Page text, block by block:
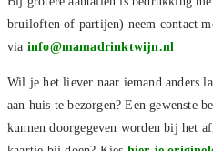
bruiloften of partijen) neem contact
via info@mamadrinktwijn.nl
Wil je het liever naar iemand anders
aan huis te bezorgen? Een gewenste
kunnen doorgegeven worden bij het